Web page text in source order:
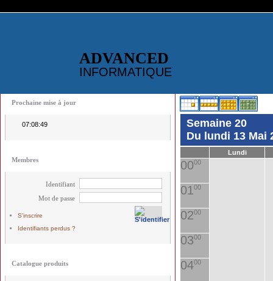
ADVANCED
INFORMATIQUE
Prochaine mise à jour
07:08:49
Membres
Identifiant
Mot de passe
S'inscrire
Identifiants perdus ?
Catalogue produits
Semaine 20
Du lundi 13 Mai
Lundi
0000
0100
0200
0300
0400